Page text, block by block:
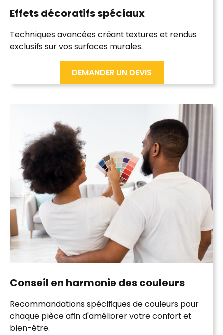
Effets décoratifsspéciaux
Techniques avancées créant textures et rendus
exclusifs sur vos surfaces murales.
DEMANDER UN DEVIS
Conseil en harmonie des couleurs
Recommandations spécifiques de couleurs pour
chaque pièce afin d'améliorer votre confort et
bien-être.